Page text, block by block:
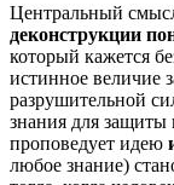
Центральный
деконструкции
который кажется
истинное величие
разрушительной
знания для защиты
проповедует идею
любое знание)